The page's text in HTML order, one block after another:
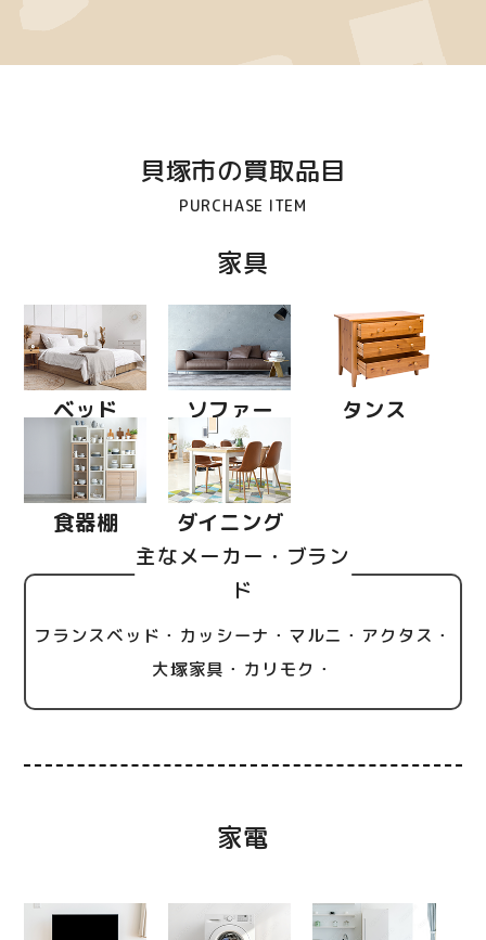
貝塚市の買取品目
PURCHASE ITEM
家具
ベッド ソファー タンス
食器棚 ダイニング
主なメーカー・ブラン
ド
フランスベッド・カッシーナ・マルニ・アクタス・
大塚家具・カリモク・
家電